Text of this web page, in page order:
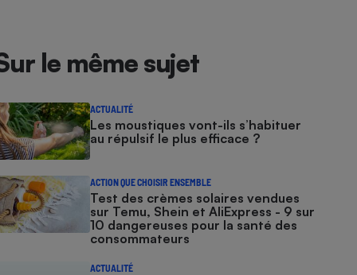
le même sujet
ACTUALITÉ
Les moustiques vont-ils s’habituer
au répulsif le plus efficace ?
ACTION QUE CHOISIR ENSEMBLE
Test des crèmes solaires vendues
sur Temu, Shein et AliExpress - 9 sur
10 dangereuses pour la santé des
consommateurs
ACTUALITÉ